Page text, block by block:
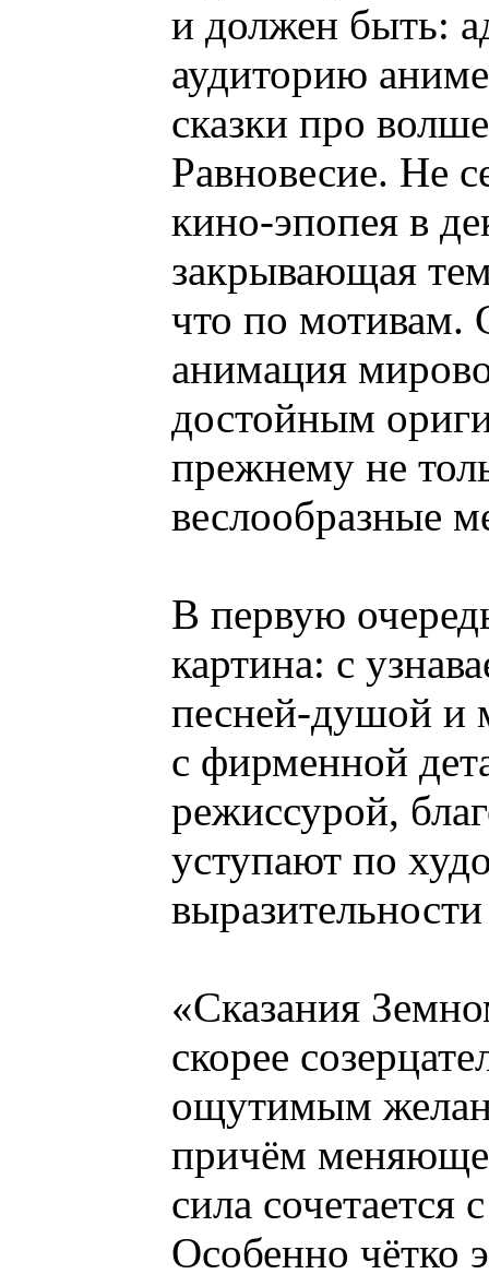
и должен быть:
аудиторию
сказки про
Равновесие. Не
кино-эпопея в
закрывающая
что по мотивам.
анимация
достойным
прежнему не
веслообразные
В первую
картина: с
песней-душой и
с фирменной
режиссурой,
уступают по
«Сказания
скорее
ощутимым
причём
сила сочетается
Особенно чётко